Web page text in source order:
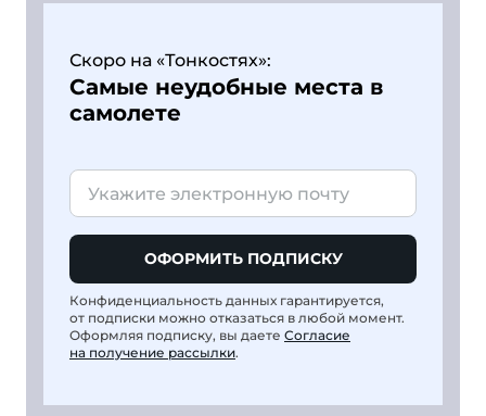
Скоро на «Тонкостях»:
Самые неудобные места в
самолете
ОФОРМИТЬ ПОДПИСКУ
Конфиденциальность данных гарантируется,
от подписки можно отказаться в любой момент.
Оформляя подписку, вы даете Согласие
на получение рассылки.